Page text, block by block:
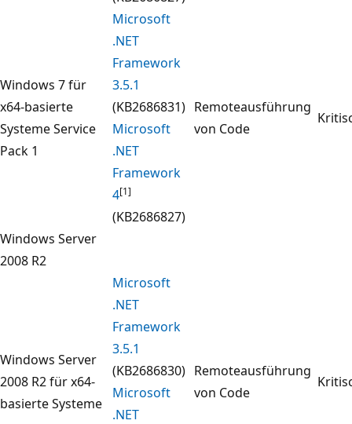
Windows 7 für
x64-basierte
Systeme Service
Pack 1
Microsoft
.NET
Framework
3.5.1
(KB2686831)
Microsoft
.NET
Framework
4[1]
(KB2686827)
Remoteausführung
von Code
Windows Server
2008 R2
Windows Server
2008 R2 für x64-
basierte Systeme
Microsoft
.NET
Framework
3.5.1
(KB2686830)
Microsoft
.NET
Remoteausführung
von Code